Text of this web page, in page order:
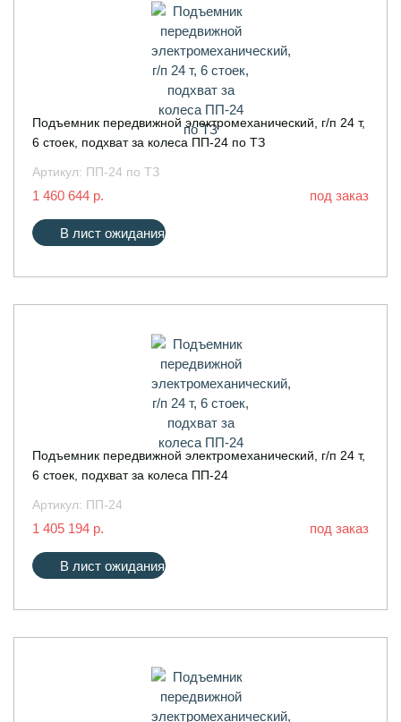
Подъемник передвижной электромеханический, г/п 24 т,
6 стоек, подхват за колеса ПП-24 по ТЗ
Артикул: ПП-24 по ТЗ
1 460 644 р. под заказ
В лист ожидания
Подъемник передвижной электромеханический, г/п 24 т,
6 стоек, подхват за колеса ПП-24
Артикул: ПП-24
1 405 194 р. под заказ
В лист ожидания